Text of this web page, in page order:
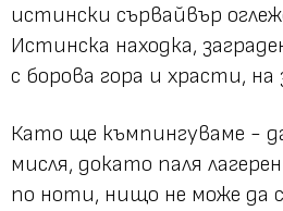
истински сървайвър
Истинска находка,
с борова гора и храсти, на
Като ще къмпингуваме -
мисля, докато паля
по ноти, нищо не може да